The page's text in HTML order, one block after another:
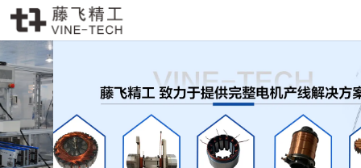
嘉兴藤飞精工科技有限公司
181-5722-8777
ton@vine-tech. com
简体中文